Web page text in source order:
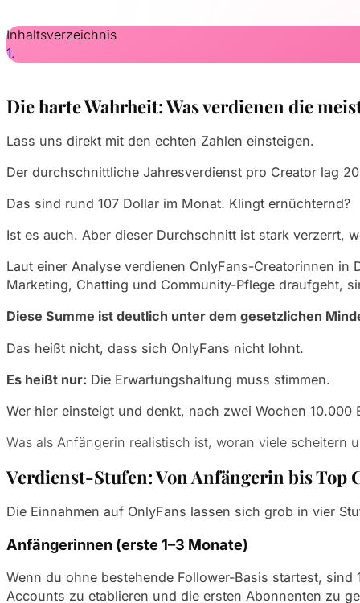
Die harte Wahrheit: Was verdienen die
Lass uns direkt mit den echten Zahlen einsteigen.
Der durchschnittliche Jahresverdienst pro Creator lag
Das sind rund 107 Dollar im Monat. Klingt ernüchternd?
Ist es auch. Aber dieser Durchschnitt ist stark verzerrt,
Laut einer Analyse verdienen OnlyFans-Creatorinnen
Marketing, Chatting und Community-Pflege draufgeht,
Diese Summe ist deutlich unter dem gesetzlichen
Das heißt nicht, dass sich OnlyFans nicht lohnt.
Es heißt nur: Die Erwartungshaltung muss stimmen.
Wer hier einsteigt und denkt, nach zwei Wochen
Was als Anfängerin realistisch ist, woran viele
Verdienst-Stufen: Von Anfängerin bis Top
Die Einnahmen auf OnlyFans lassen sich grob in vier
Anfängerinnen (erste 1–3 Monate)
Wenn du ohne bestehende Follower-Basis startest,
Accounts zu etablieren und die ersten Abonnenten zu
Inhaltsverzeichnis